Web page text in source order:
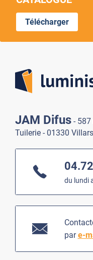
Télécharger
JAM Difus - 587
Tuilerie - 01330
du lundi
pare-